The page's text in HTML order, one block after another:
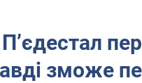
П’єдестал
зможе